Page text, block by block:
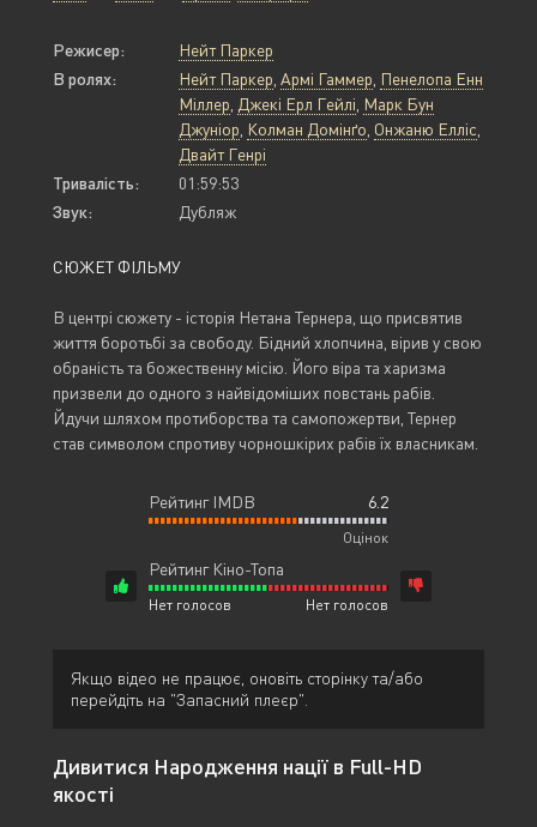
Режисер:
Нейт Паркер
В ролях:
Нейт Паркер Армі Гаммер Пенелопа Енн
Міллер Джекі Ерл Гейлі Марк Бун
Джуніор Колман Домінґо Онжаню Елліс
Двайт Генрі
Тривалість:
01:59:53
Звук:
Дубляж
СЮЖЕТ ФІЛЬМУ
В центрі сюжету - історія Нетана Тернера, що присвятив
життя боротьбі за свободу. Бідний хлопчина, вірив у свою
обраність та божественну місію. Його віра та харизма
призвели до одного з найвідоміших повстань рабів.
Йдучи шляхом протиборства та самопожертви, Тернер
став символом спротиву чорношкірих рабів їх власникам.
Рейтинг IMDB 6.2
Оцінок
Рейтинг Кіно-Топа
Нет голосов Нет голосов
Якщо відео не працює, оновіть сторінку та/або
перейдіть на "Запасний плеєр".
Дивитися Народження нації в Full-HD
якості